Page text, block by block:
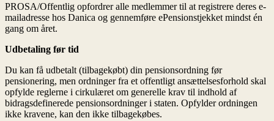
PROSA/Offentlig opfordrer alle medlemmer til at registrere deres e-
mailadresse hos Danica og gennemføre ePensionstjekket mindst én
gang om året.
Udbetaling før tid
Du kan få udbetalt (tilbagekøbt) din pensionsordning før
pensionering, men ordninger fra et offentligt ansættelsesforhold skal
opfylde reglerne i cirkulæret om generelle krav til indhold af
bidragsdefinerede pensionsordninger i staten. Opfylder ordningen
ikke kravene, kan den ikke tilbagekøbes.